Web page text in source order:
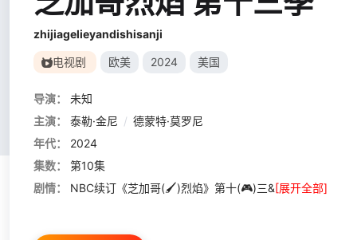
zhijiagelieyandishisanji
电视剧 欧美 2024 美国
导演：
未知
主演：
泰勒·金尼 / 德蒙特·莫罗尼
年代：
2024
集数：
第10集
剧情：
NBC续订《芝加哥(🖌)烈焰》第十(🎮)三&[展开全部]